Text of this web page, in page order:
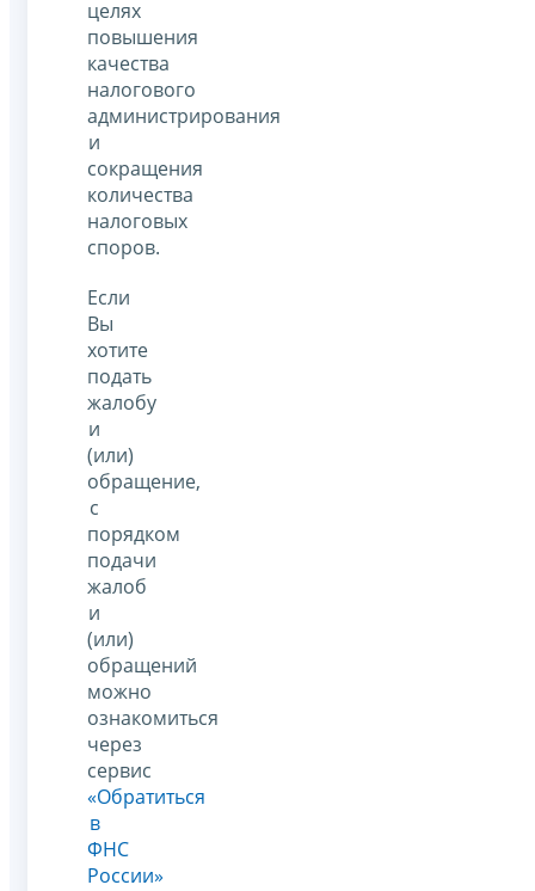
целях
повышения
качества
налогового
администрирования
и
сокращения
количества
налоговых
споров.
Если
Вы
хотите
подать
жалобу
и
(или)
обращение,
с
порядком
подачи
жалоб
и
(или)
обращений
можно
ознакомиться
через
сервис
«Обратиться
в
ФНС
России»